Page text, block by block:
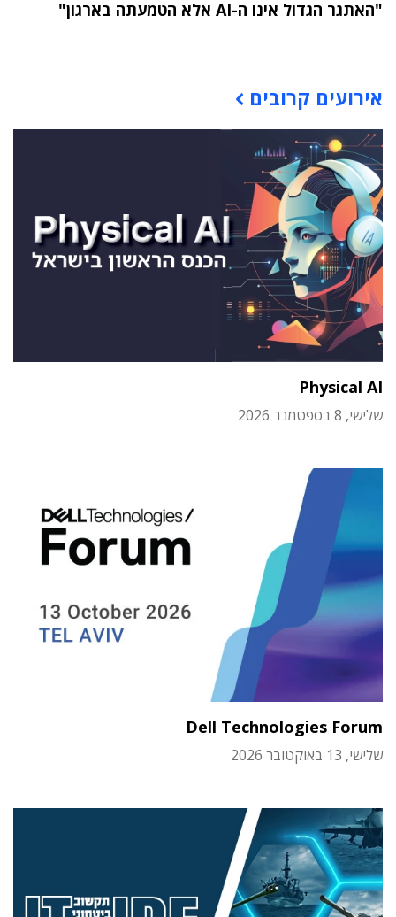
"האתגר הגדול אינו ה-AI אלא הטמעתה בארגון"
אירועים קרובים
Physical AI
שלישי, 8 בספטמבר 2026
Dell Technologies Forum
שלישי, 13 באוקטובר 2026